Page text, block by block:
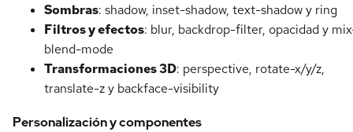
Sombras: shadow, inset-shadow, text-shadow y ring
Filtros y efectos: blur, backdrop-filter, opacidad y
blend-mode
Transformaciones 3D: perspective, rotate-x/y/z,
translate-z y backface-visibility
Personalización y componentes